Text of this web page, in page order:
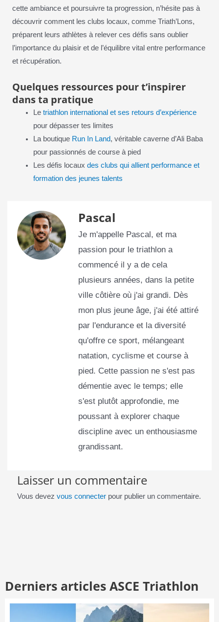
cette ambiance et poursuivre ta progression, n’hésite pas à
découvrir comment les clubs locaux, comme Triath’Lons,
préparent leurs athlètes à relever ces défis sans oublier
l’importance du plaisir et de l’équilibre vital entre performance
et récupération.
Quelques ressources pour t’inspirer
dans ta pratique
Letriathlon international et ses retours d’expérience
pour dépasser tes limites
La boutique Run In Land, véritable caverne d’Ali Baba
pour passionnés de course à pied
Les défis locauxdes clubs qui allient performance et
formation des jeunes talents
Pascal
Je m'appelle Pascal, et ma
passion pour le triathlon a
commencé il y a de cela
plusieurs années, dans la petite
ville côtière où j'ai grandi. Dès
mon plus jeune âge, j'ai été attiré
par l'endurance et la diversité
qu'offre ce sport, mélangeant
natation, cyclisme et course à
pied. Cette passion ne s'est pas
démentie avec le temps; elle
s'est plutôt approfondie, me
poussant à explorer chaque
discipline avec un enthousiasme
grandissant.
Laisser un commentaire
Vous devez vous connecterpour publier un commentaire.
Derniers articles ASCE Triathlon